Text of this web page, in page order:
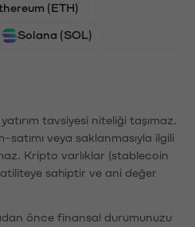
(ETH)
Solana (SOL)
tavsiyesi niteliği taşımaz.
satımı veya saklanmasıyla ilgili
Kripto varlıklar (stablecoin
sahiptir ve ani değer
önce finansal durumunuzu